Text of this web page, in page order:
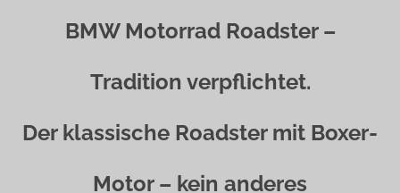
BMW Motorrad Roadster –
Tradition verpflichtet.
Der klassische Roadster mit Boxer-
Motor – kein anderes